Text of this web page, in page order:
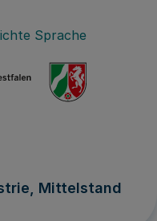
Sprache
Mittelstand